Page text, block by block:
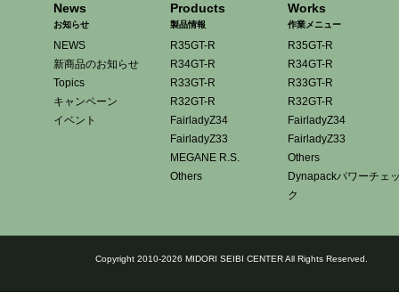
News
お知らせ
NEWS
新商品のお知らせ
Topics
キャンペーン
イベント
Products
製品情報
R35GT-R
R34GT-R
R33GT-R
R32GT-R
FairladyZ34
FairladyZ33
MEGANE R.S.
Others
Works
作業メニュー
R35GT-R
R34GT-R
R33GT-R
R32GT-R
FairladyZ34
FairladyZ33
Others
Dynapackパワーチェ
ク
Copyright 2010-2026 MIDORI SEIBI CENTER All Rights Reserved.